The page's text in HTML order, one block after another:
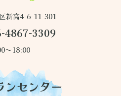
新高4-6-11-301
4867-3309
～18:00
ンセンター